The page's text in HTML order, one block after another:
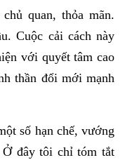
quan, thỏa mãn.
Cuộc cải cách này
với quyết tâm cao
thần đổi mới mạnh
số hạn chế, vướng
Ở đây tôi chỉ tóm tắt